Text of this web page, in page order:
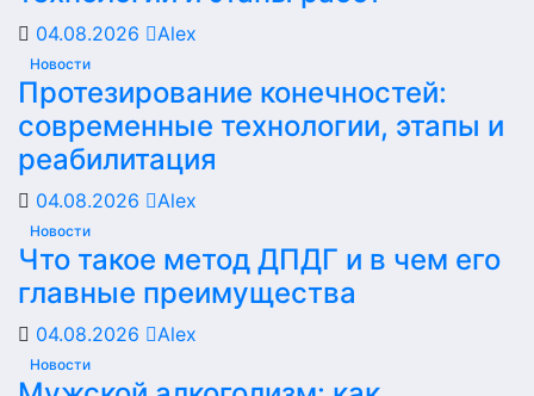
04.08.2026 Alex
Новости
Протезирование конечностей:
современные технологии, этапы и
реабилитация
04.08.2026 Alex
Новости
Что такое метод ДПДГ и в чем его
главные преимущества
04.08.2026 Alex
Новости